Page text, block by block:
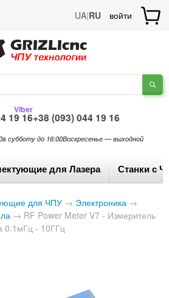
UA|RU войти
19 16
Viber
+38 (093) 044 19 16
в субботу до 16:00Воскресенье — выходной
для Лазера Станки с
для ЧПУ → Электроника →
→ RF Power Meter V7 - Измеритель
0.1мГц - 10ГГц